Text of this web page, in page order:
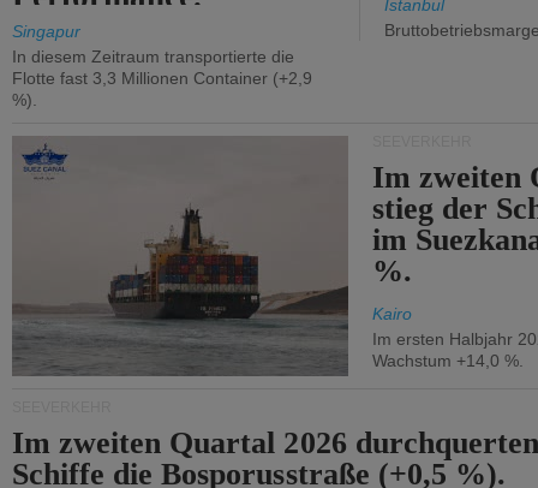
Singapur
In diesem Zeitraum transportierte die
Flotte fast 3,3 Millionen Container (+2,9
%).
Istanbul
Im zweiten
stieg der
im
%.
Kairo
Im ersten Halbjahr
Wachstum +14,0 %.
Im zweiten Quartal 2026
Schiffe die Bosporusstraße (+0,5 %).